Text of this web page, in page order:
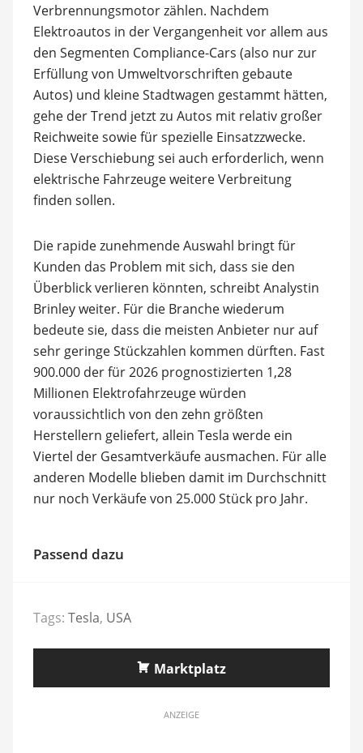
Verbrennungsmotor zählen. Nachdem
Elektroautos in der Vergangenheit vor allem aus
den Segmenten Compliance-Cars (also nur zur
Erfüllung von Umweltvorschriften gebaute
Autos) und kleine Stadtwagen gestammt hätten,
gehe der Trend jetzt zu Autos mit relativ großer
Reichweite sowie für spezielle Einsatzzwecke.
Diese Verschiebung sei auch erforderlich, wenn
elektrische Fahrzeuge weitere Verbreitung
finden sollen.
Die rapide zunehmende Auswahl bringt für
Kunden das Problem mit sich, dass sie den
Überblick verlieren könnten, schreibt Analystin
Brinley weiter. Für die Branche wiederum
bedeute sie, dass die meisten Anbieter nur auf
sehr geringe Stückzahlen kommen dürften. Fast
900.000 der für 2026 prognostizierten 1,28
Millionen Elektrofahrzeuge würden
voraussichtlich von den zehn größten
Herstellern geliefert, allein Tesla werde ein
Viertel der Gesamtverkäufe ausmachen. Für alle
anderen Modelle blieben damit im Durchschnitt
nur noch Verkäufe von 25.000 Stück pro Jahr.
Passend dazu
Tags: Tesla, USA
Marktplatz
ANZEIGE